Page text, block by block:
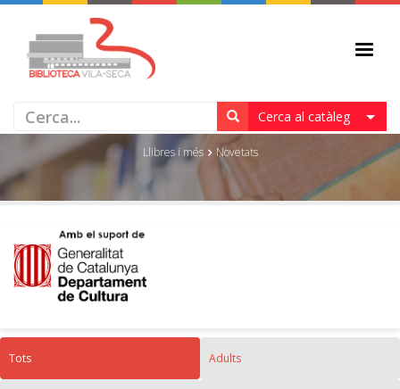
Cerca al catàleg
NOVETATS
Llibres i més Novetats
Tots Adults